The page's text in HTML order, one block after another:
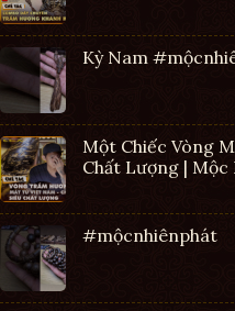
Kỳ Nam
Một Chiếc Vòng
Chất Lượng | Mộc
#mộcnhiênphát